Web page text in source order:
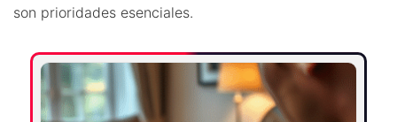
son prioridades esenciales.